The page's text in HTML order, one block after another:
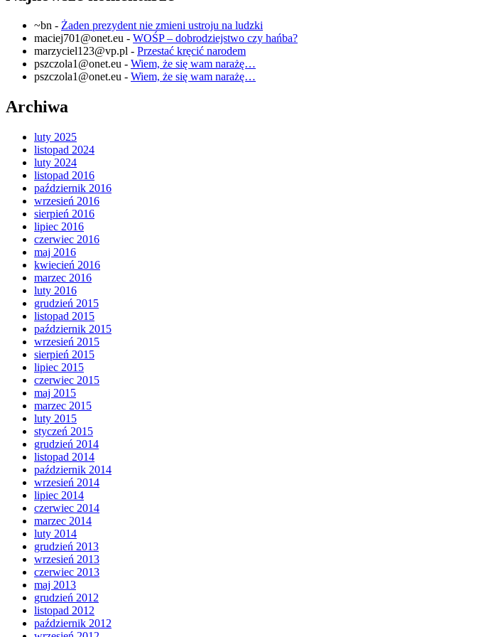
~bn - Żaden prezydent nie zmieni ustroju na ludzki
maciej701@onet.eu - WOŚP – dobrodziejstwo czy hańba?
marzyciel123@vp.pl - Przestać kręcić narodem
pszczola1@onet.eu - Wiem, że się wam narażę…
pszczola1@onet.eu - Wiem, że się wam narażę…
Archiwa
luty 2025
listopad 2024
luty 2024
listopad 2016
październik 2016
wrzesień 2016
sierpień 2016
lipiec 2016
czerwiec 2016
maj 2016
kwiecień 2016
marzec 2016
luty 2016
grudzień 2015
listopad 2015
październik 2015
wrzesień 2015
sierpień 2015
lipiec 2015
czerwiec 2015
maj 2015
marzec 2015
luty 2015
styczeń 2015
grudzień 2014
listopad 2014
październik 2014
wrzesień 2014
lipiec 2014
czerwiec 2014
marzec 2014
luty 2014
grudzień 2013
wrzesień 2013
czerwiec 2013
maj 2013
grudzień 2012
listopad 2012
październik 2012